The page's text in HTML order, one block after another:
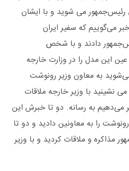
رئیس‌جمهور می شوید و با ایشان
می‌گوییم که سفیر ایران
دادند و با شخص
این مدل را در وزارت خارجه
به معاون وزیر رونوشت
نشینید با وزیر خارجه ملاقات
این ۴ تا خبر می‌دهیم به رسانه. دو تا خبرش این
را به معاونین دادید و دو تا
مذاکره و ملاقات کردید و با وزیر